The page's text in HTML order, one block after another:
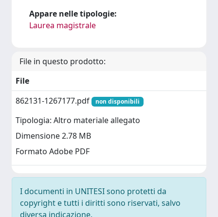
Appare nelle tipologie:
Laurea magistrale
File in questo prodotto:
File
862131-1267177.pdf
non disponibili
Tipologia: Altro materiale allegato
Dimensione 2.78 MB
Formato Adobe PDF
I documenti in UNITESI sono protetti da
copyright e tutti i diritti sono riservati, salvo
diversa indicazione.